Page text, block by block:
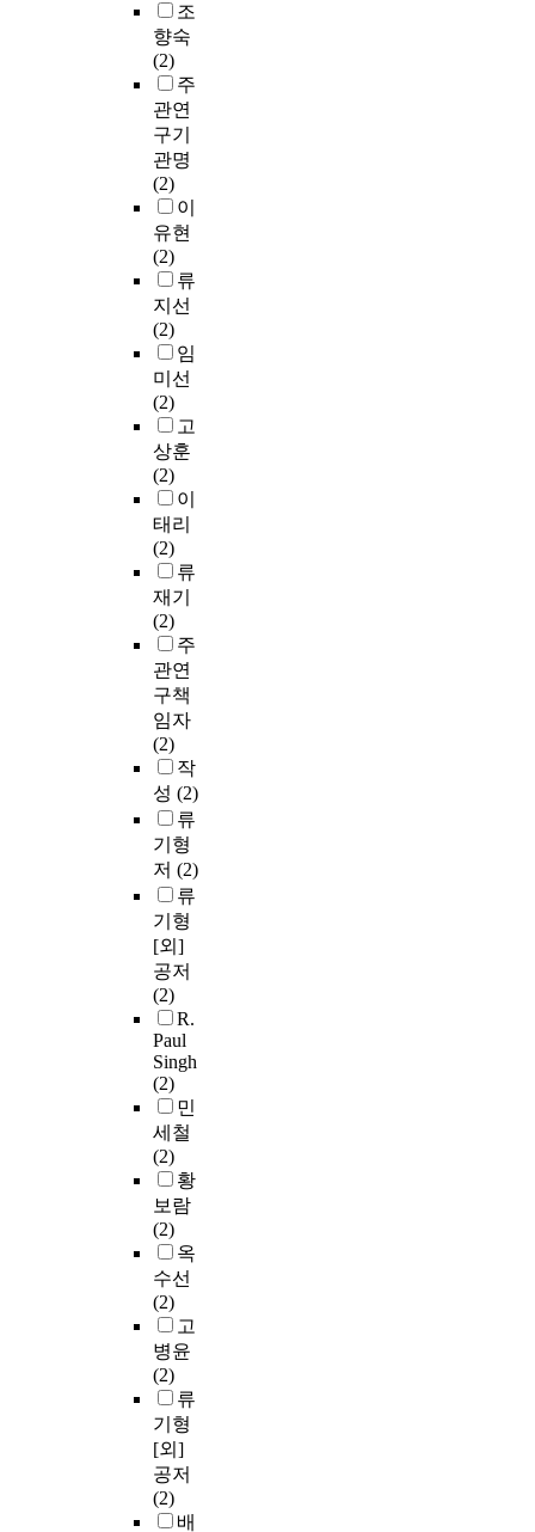
조
향숙
(2)
주
관연
구기
관명
(2)
이
유현
(2)
류
지선
(2)
임
미선
(2)
고
상훈
(2)
이
태리
(2)
류
재기
(2)
주
관연
구책
임자
(2)
작
성 (2)
류
기형
저 (2)
류
기형
[외]
공저
(2)
R.
Paul
Singh
(2)
민
세철
(2)
황
보람
(2)
옥
수선
(2)
고
병윤
(2)
류
기형
[외]
공저
(2)
배